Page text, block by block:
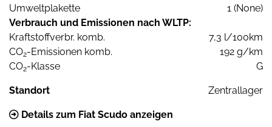
Umweltplakette
1 (None)
Verbrauch und Emissionen nach WLTP:
Kraftstoffverbr. komb.
7,3 l/100km
CO2-Emissionen komb.
192 g/km
CO2-Klasse G
Standort Zentrallager
Details zum Fiat Scudo anzeigen